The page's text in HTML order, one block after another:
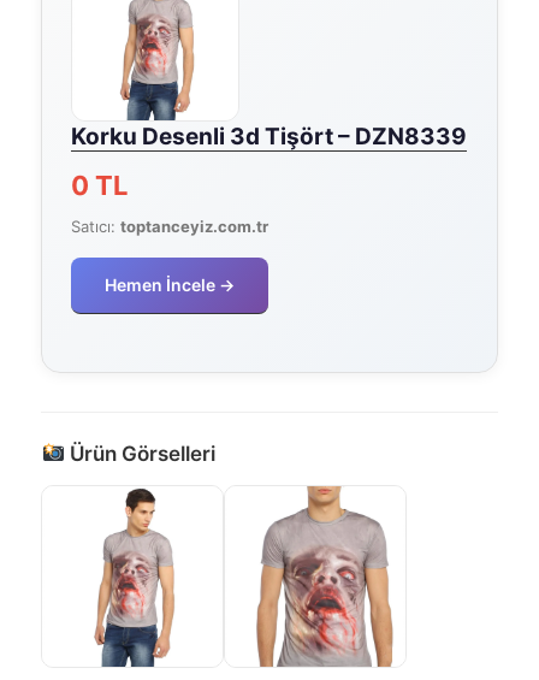
Korku Desenli 3d Tişört – DZN8339
0 TL
Satıcı:toptanceyiz.com.tr
Hemen İncele →
Ürün Görselleri